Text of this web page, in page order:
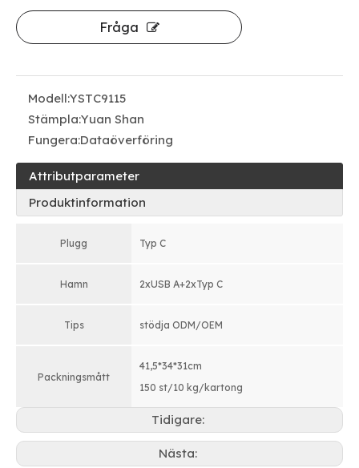
Fråga
Modell:YSTC9115
Stämpla:Yuan Shan
Fungera:Dataöverföring
Attributparameter
Produktinformation
Plugg Typ C
Hamn 2xUSB A+2xTyp C
Tips stödja ODM/OEM
Packningsmått
41,5*34*31cm
150 st/10 kg/kartong
Tidigare:
Nästa: